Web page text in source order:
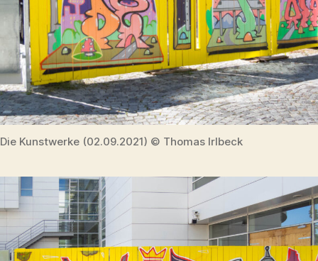
Die Kunstwerke (02.09.2021) © Thomas Irlbeck